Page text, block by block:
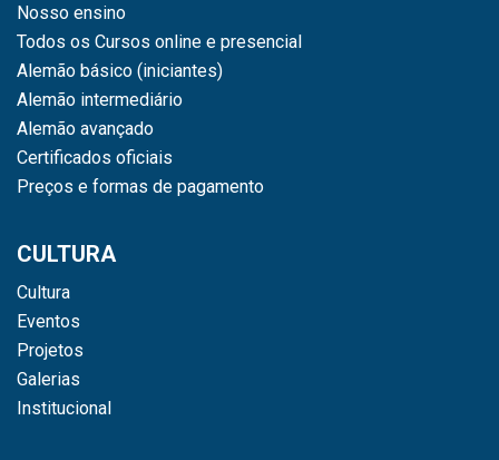
Nosso ensino
Todos os Cursos online e presencial
Alemão básico (iniciantes)
Alemão intermediário
Alemão avançado
Certificados oficiais
Preços e formas de pagamento
CULTURA
Cultura
Eventos
Projetos
Galerias
Institucional